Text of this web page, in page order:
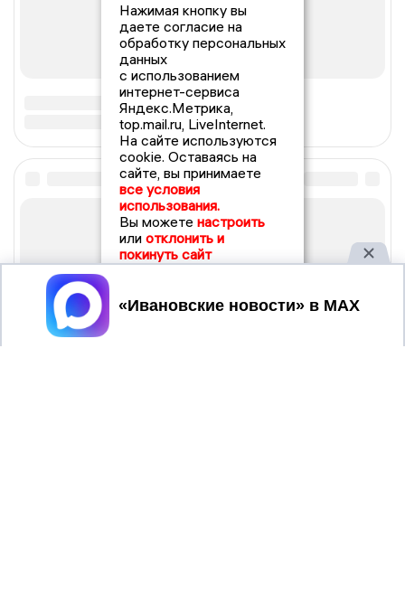
Нажимая кнопку вы
даете согласие на
обработку персональных
данных
с использованием
интернет-сервиса
Яндекс.Метрика,
top.mail.ru, LiveInternet.
На сайте используются
cookie. Оставаясь на
сайте, вы принимаете
все условия
использования.
Вы можете настроить
или отклонить и
покинуть сайт
Принять